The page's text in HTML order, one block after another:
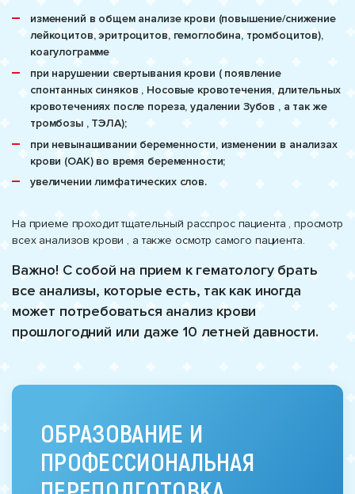
изменений в общем анализе крови (повышение/снижение
лейкоцитов, эритроцитов, гемоглобина, тромбоцитов),
коагулограмме
при нарушении свертывания крови ( появление
спонтанных синяков , Носовые кровотечения, длительных
кровотечениях после пореза, удалении Зубов , а так же
тромбозы , ТЭЛА);
при невынашивании беременности, изменении в анализах
крови (ОАК) во время беременности;
увеличении лимфатических слов.
На приеме проходит тщательный расспрос пациента , просмотр
всех анализов крови , а также осмотр самого пациента.
Важно! С собой на прием к гематологу брать
все анализы, которые есть, так как иногда
может потребоваться анализ крови
прошлогодний или даже 10 летней давности.
ОБРАЗОВАНИЕ И
ПРОФЕССИОНАЛЬНАЯ